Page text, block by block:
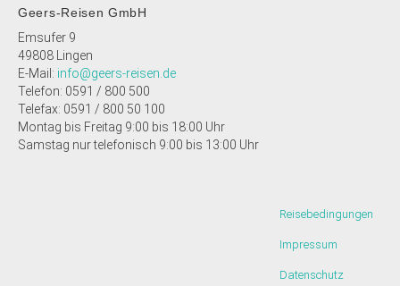
Geers-Reisen GmbH
Emsufer 9
49808 Lingen
E-Mail: info@geers-reisen.de
Telefon: 0591 / 800 500
Telefax: 0591 / 800 50 100
Montag bis Freitag 9:00 bis 18:00 Uhr
Samstag nur telefonisch 9:00 bis 13:00 Uhr
Reisebedingungen
Impressum
Datenschutz